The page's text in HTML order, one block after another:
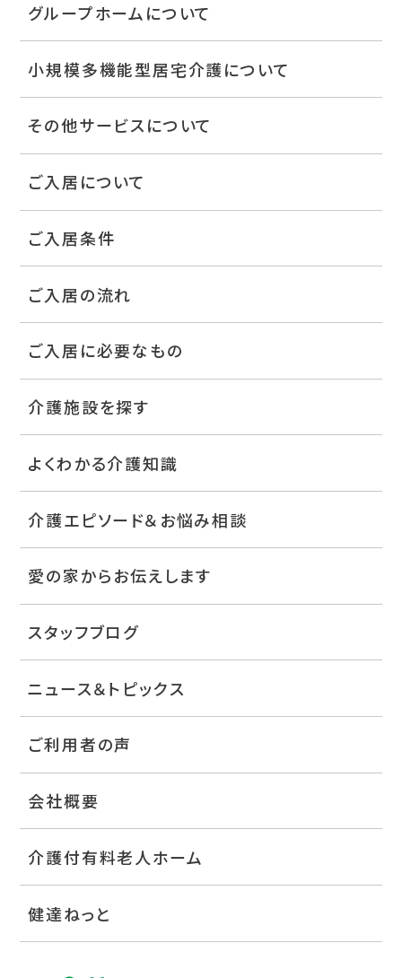
グループホームについて
小規模多機能型居宅介護について
その他サービスについて
ご入居について
ご入居条件
ご入居の流れ
ご入居に必要なもの
介護施設を探す
よくわかる介護知識
介護エピソード＆お悩み相談
愛の家からお伝えします
スタッフブログ
ニュース＆トピックス
ご利用者の声
会社概要
介護付有料老人ホーム
健達ねっと